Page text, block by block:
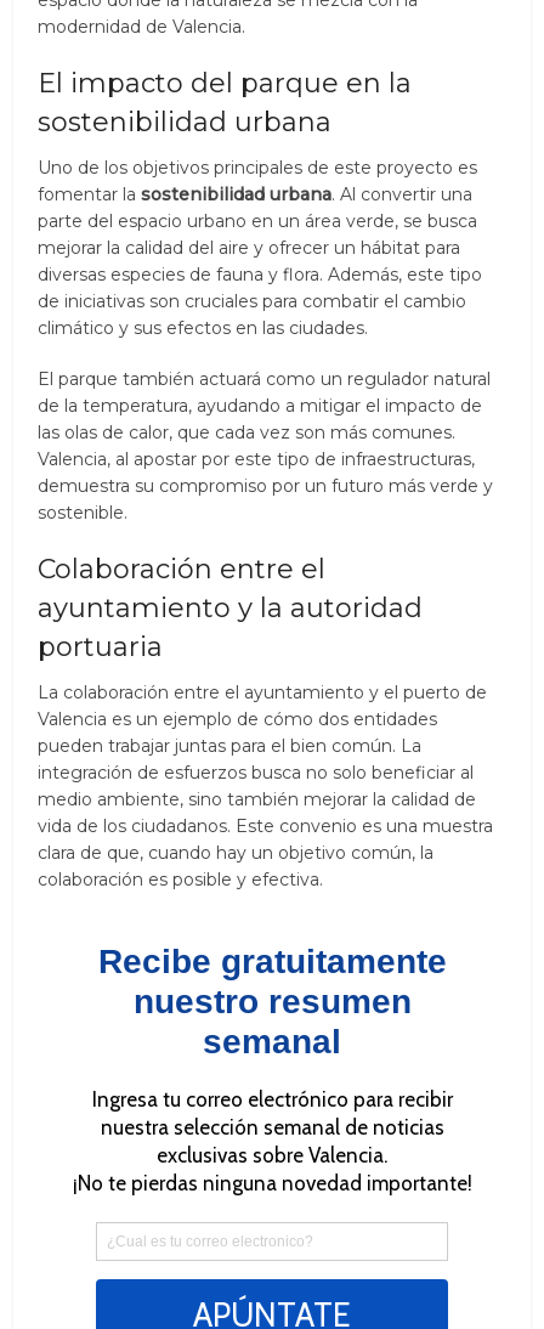
modernidad de Valencia.
El impacto del parque en la
sostenibilidad urbana
Uno de los objetivos principales de este proyecto es
fomentar lasostenibilidad urbana. Al convertir una
parte del espacio urbano en un área verde, se busca
mejorar la calidad del aire y ofrecer un hábitat para
diversas especies de fauna y flora. Además, este tipo
de iniciativas son cruciales para combatir el cambio
climático y sus efectos en las ciudades.
El parque también actuará como un regulador natural
de la temperatura, ayudando a mitigar el impacto de
las olas de calor, que cada vez son más comunes.
Valencia, al apostar por este tipo de infraestructuras,
demuestra su compromiso por un futuro más verde y
sostenible.
Colaboración entre el
ayuntamiento y la autoridad
portuaria
La colaboración entre el ayuntamiento y el puerto de
Valencia es un ejemplo de cómo dos entidades
pueden trabajar juntas para el bien común. La
integración de esfuerzos busca no solo beneficiar al
medio ambiente, sino también mejorar la calidad de
vida de los ciudadanos. Este convenio es una muestra
clara de que, cuando hay un objetivo común, la
colaboración es posible y efectiva.